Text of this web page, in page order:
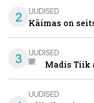
2 UUDISED
Käimas on
3 UUDISED
Madis Tiik
UUDISED